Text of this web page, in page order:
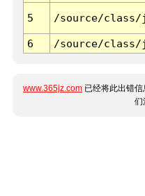
5 /source/class/
6 /source/class/
www.365jz.com 已经将此出错
们